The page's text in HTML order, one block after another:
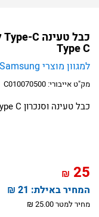
Type C
למגוון מוצרי Samsung
מק"ט אייבורי: C010070500
כבל טעינה וסנכרון Samsung USB Type C to USB Type C
₪
25
₪
המחיר באילת: 21 ₪
מחיר למטר 25.00 ₪